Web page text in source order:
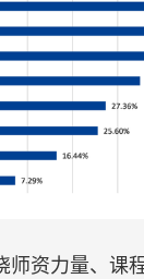
师资力量、课